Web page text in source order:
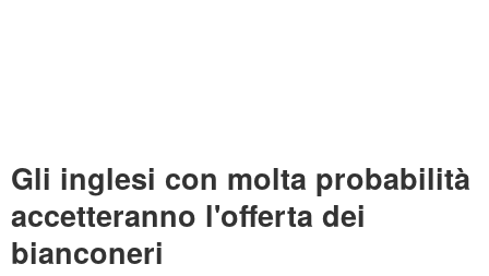
Gli inglesi con molta probabilità
accetteranno l'offerta dei
bianconeri